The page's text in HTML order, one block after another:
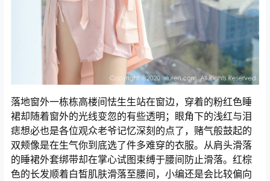
落地窗外一栋栋高楼间怯生生站在窗边，穿着的粉红色睡
裙却随着窗外的光线变忽的有些透明；眼角下的浅红与泪
痣想必也是各位观众老爷记忆深刻的点了，赌气般鼓起的
双颊像是在生气你到底选了件多难穿的衣服。从肩头滑落
的睡裙外套绑带却在掌心试图束缚于腰间防止滑落。红棕
色的长发顺着白皙肌肤滑落至腰间，小编还是会比较偏向